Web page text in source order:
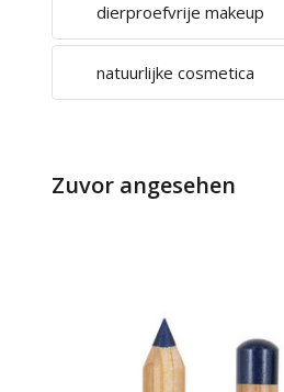
dierproefvrije makeup
natuurlijke cosmetica
Zuvor angesehen